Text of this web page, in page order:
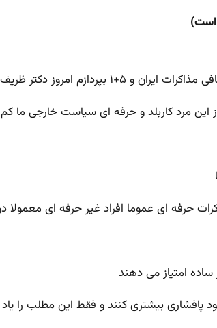
است)
امروز دکتر ظریف
این مرد کاربلد و حرفه ای سیاست خارجی ما کم